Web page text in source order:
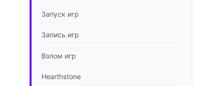
Запуск игр
Запись игр
Взлом игр
Hearthstone